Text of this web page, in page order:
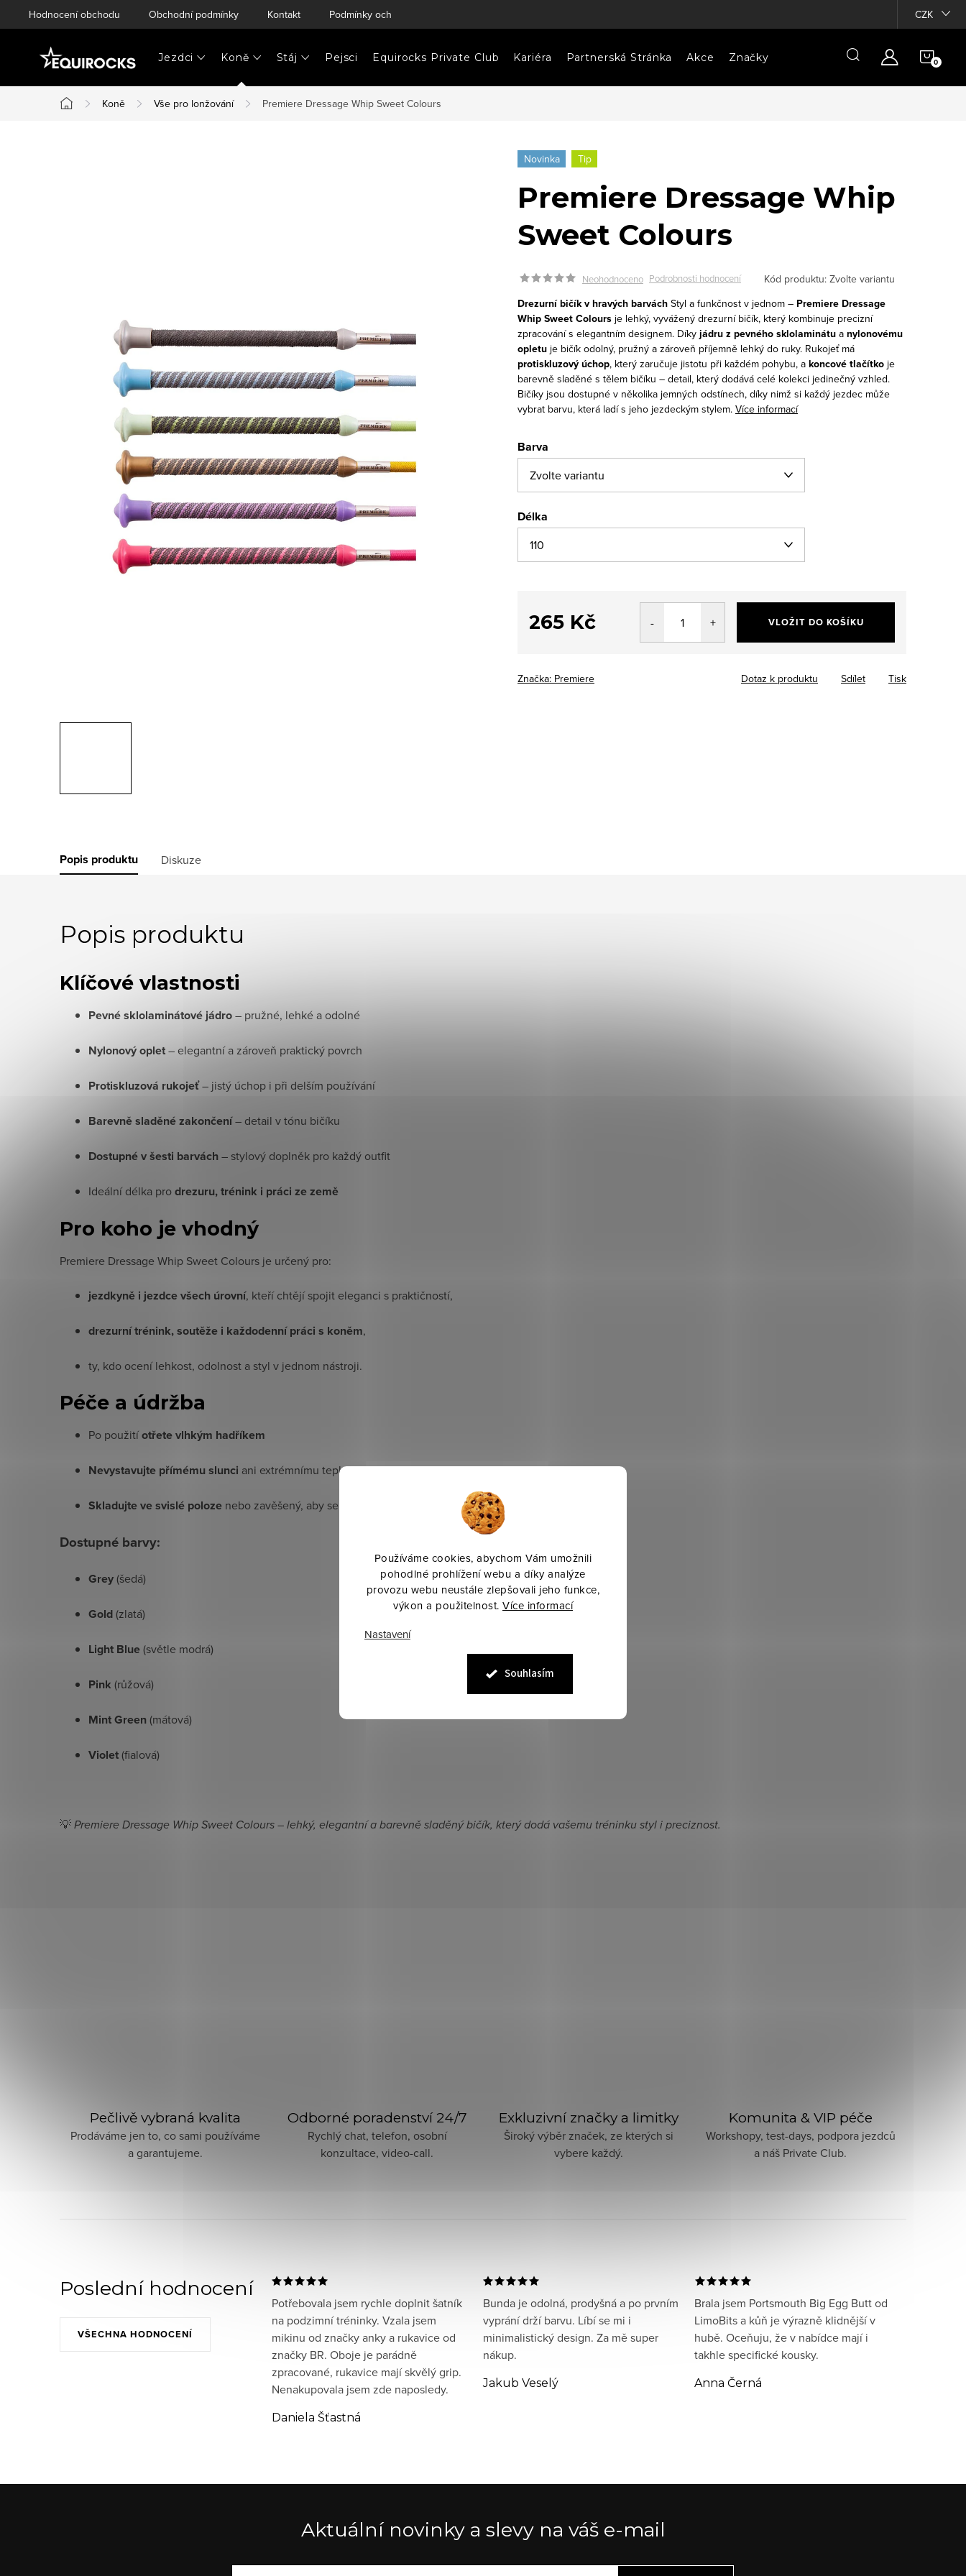
Používáme cookies, abychom Vám umožnili
pohodlné prohlížení webu a díky analýze
provozu webu neustále zlepšovali jeho funkce,
výkon a použitelnost. Více informací
Nastavení
Souhlasím
na
Hodnocení obchodu Obchodní podmínky Kontakt Podmínky ochrany osobních údajů CZK
Jezdci Koně Stáj Pejsci Equirocks Private Club Kariéra Partnerská Stránka Akce Značky
Domů
Koně Vše pro lonžování Premiere Dressage Whip Sweet Colours
Novinka Tip
Premiere Dressage Whip
Sweet Colours
Neohodnoceno Podrobnosti hodnocení Kód produktu: Zvolte variantu
Drezurní bičík v hravých barvách Styl a funkčnost v jednom – Premiere Dressage
Whip Sweet Colours je lehký, vyvážený drezurní bičík, který kombinuje precizní
zpracování s elegantním designem. Díky jádru z pevného sklolaminátu a nylonovému
opletu je bičík odolný, pružný a zároveň příjemně lehký do ruky. Rukojeť má
protiskluzový úchop, který zaručuje jistotu při každém pohybu, a koncové tlačítko je
barevně sladěné s tělem bičíku – detail, který dodává celé kolekci jedinečný vzhled.
Bičíky jsou dostupné v několika jemných odstínech, díky nimž si každý jezdec může
vybrat barvu, která ladí s jeho jezdeckým stylem. Více informací
Barva
Délka
265 Kč VLOŽIT DO KOŠÍKU
Značka: Premiere Tisk
Dotaz k produktu Sdílet
Popis produktu Diskuze
Popis produktu
Klíčové vlastnosti
Pevné sklolaminátové jádro– pružné, lehké a odolné
Nylonový oplet– elegantní a zároveň praktický povrch
Protiskluzová rukojeť– jistý úchop i při delším používání
Barevně sladěné zakončení– detail v tónu bičíku
Dostupné v šesti barvách– stylový doplněk pro každý outfit
Ideální délka prodrezuru, trénink i práci ze země
Pro koho je vhodný
Premiere Dressage Whip Sweet Colours je určený pro:
jezdkyně i jezdce všech úrovní, kteří chtějí spojit eleganci s praktičností,
drezurní trénink, soutěže i každodenní práci s koněm,
ty, kdo ocení lehkost, odolnost a styl v jednom nástroji.
Péče a údržba
Po použitíotřete vlhkým hadříkem
Nevystavujte přímému slunci ani extrémnímu teplu
Skladujte ve svislé poloze nebo zavěšený, aby se zabránilo ohnutí
Dostupné barvy:
Grey(šedá)
Gold(zlatá)
Light Blue(světle modrá)
Pink (růžová)
Mint Green (mátová)
Violet(fialová)
💡Premiere Dressage Whip Sweet Colours – lehký, elegantní a barevně sladěný bičík, který dodá vašemu tréninku styl i preciznost.
Pečlivě vybraná kvalita
Prodáváme jen to, co sami používáme
a garantujeme.
Odborné poradenství 24/7
Rychlý chat, telefon, osobní
konzultace, video-call.
Exkluzivní značky a limitky
Široký výběr značek, ze kterých si
vybere každý.
Komunita & VIP péče
Workshopy, test-days, podpora jezdců
a náš Private Club.
Poslední hodnocení
VŠECHNA HODNOCENÍ
Potřebovala jsem rychle doplnit šatník
na podzimní tréninky. Vzala jsem
mikinu od značky anky a rukavice od
značky BR. Oboje je parádně
zpracované, rukavice mají skvělý grip.
Nenakupovala jsem zde naposledy.
Daniela Šťastná
Bunda je odolná, prodyšná a po prvním
vyprání drží barvu. Líbí se mi i
minimalistický design. Za mě super
nákup.
Jakub Veselý
Brala jsem Portsmouth Big Egg Butt od
LimoBits a kůň je výrazně klidnější v
hubě. Oceňuju, že v nabídce mají i
takhle specifické kousky.
Anna Černá
Aktuální novinky a slevy na váš e-mail